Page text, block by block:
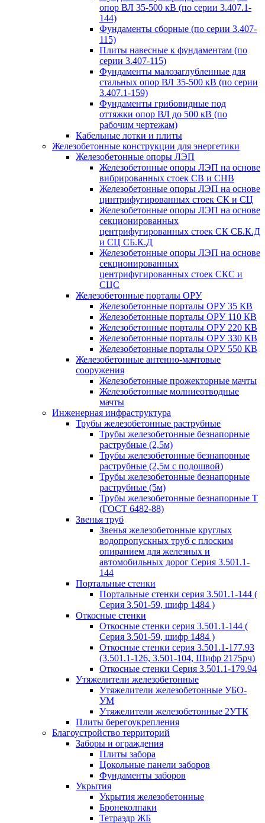
опор ВЛ 35-500 кВ (по серии 3.407.1-
144)
Фундаменты сборные (по серии 3.407-
115)
Плиты навесные к фундаментам (по
серии 3.407-115)
Фундаменты малозаглубленные для
стальных опор ВЛ 35-500 кВ (по серии
3.407.1-159)
Фундаменты грибовидные под
оттяжки опор ВЛ до 500 кВ (по
рабочим чертежам)
Кабельные лотки и плиты
Железобетонные конструкции для энергетики
Железобетонные опоры ЛЭП
Железобетонные опоры ЛЭП на основе
вибрированных стоек СВ и СНВ
Железобетонные опоры ЛЭП на основе
цинтрифугированных стоек СК и СЦ
Железобетонные опоры ЛЭП на основе
секционированных
центрифугированных стоек СК СБ.К.Д
и СЦ СБ.К.Д
Железобетонные опоры ЛЭП на основе
секционированных
центрифугированных стоек СКС и
СЦС
Железобетонные порталы ОРУ
Железобетонные порталы ОРУ 35 КВ
Железобетонные порталы ОРУ 110 КВ
Железобетонные порталы ОРУ 220 КВ
Железобетонные порталы ОРУ 330 КВ
Железобетонные порталы ОРУ 550 КВ
Железобетонные антенно-мачтовые
сооружения
Железобетонные прожекторные мачты
Железобетонные молниеотводные
мачты
Инженерная инфраструктура
Трубы железобетонные раструбные
Трубы железобетонные безнапорные
раструбные (2,5м)
Трубы железобетонные безнапорные
раструбные (2,5м с подошвой)
Трубы железобетонные безнапорные
раструбные (5м)
Трубы железобетонные безнапорные Т
(ГОСТ 6482-88)
Звенья труб
Звенья железобетонные круглых
водопропускных труб с плоским
опиранием для железных и
автомобильных дорог Серия 3.501.1-
144
Портальные стенки
Портальные стенки серия 3.501.1-144 (
Серия 3.501-59, шифр 1484 )
Откосные стенки
Откосные стенки серия 3.501.1-144 (
Серия 3.501-59, шифр 1484 )
Откосные стенки серия 3.501.1-177.93
(3.501.1-126, 3.501-104, Шифр 2175рч)
Откосные стенки Серия 3.501.1-179.94
Утяжелители железобетонные
Утяжелители железобетонные УБО-
УМ
Утяжелители железобетонные 2УТК
Плиты берегоукрепления
Благоустройство территорий
Заборы и ограждения
Плиты забора
Цокольные панели заборов
Фундаменты заборов
Укрытия
Укрытия железобетонные
Бронеколпаки
Тетраэдр ЖБ